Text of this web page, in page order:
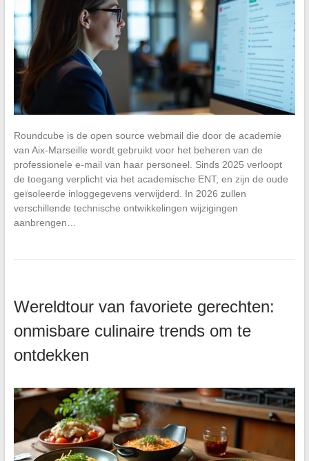
Roundcube is de open source webmail die door de academie
van Aix-Marseille wordt gebruikt voor het beheren van de
professionele e-mail van haar personeel. Sinds 2025 verloopt
de toegang verplicht via het academische ENT, en zijn de oude
geïsoleerde inloggegevens verwijderd. In 2026 zullen
verschillende technische ontwikkelingen wijzigingen
aanbrengen…
Wereldtour van favoriete gerechten:
onmisbare culinaire trends om te
ontdekken